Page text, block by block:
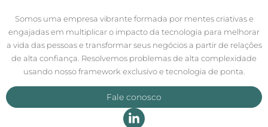
Somos uma empresa vibrante formada por mentes criativas e
engajadas em multiplicar o impacto da tecnologia para melhorar
a vida das pessoas e transformar seus negócios a partir de relações
de alta confiança. Resolvemos problemas de alta complexidade
usando nosso framework exclusivo e tecnologia de ponta.
Fale conosco